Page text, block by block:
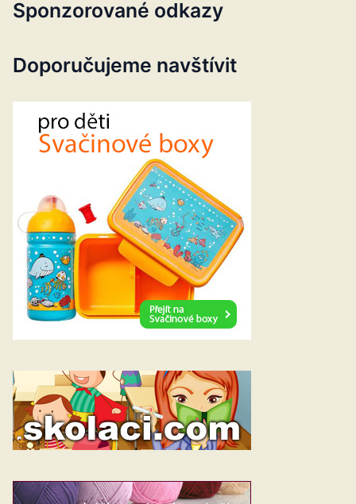
Sponzorované odkazy
Doporučujeme navštívit